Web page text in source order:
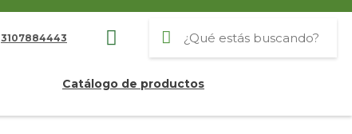
3107884443
Catálogo de productos